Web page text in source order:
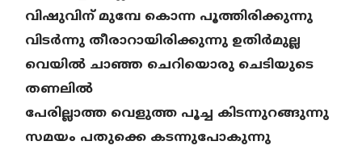
വിഷുവിന് മുമ്പേ കൊന്ന പൂത്തിരിക്കുന്നു
വിടർന്നു തീരാറായിരിക്കുന്നു ഉതിർമുല്ല
വെയിൽ ചാഞ്ഞ ചെറിയൊരു ചെടിയുടെ
തണലിൽ
പേരില്ലാത്ത വെളുത്ത പൂച്ച കിടന്നുറങ്ങുന്നു
സമയം പതുക്കെ കടന്നുപോകുന്നു